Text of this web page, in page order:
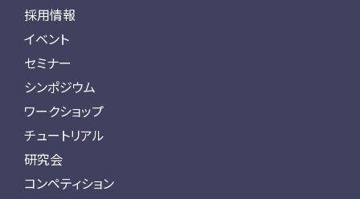
採用情報
イベント
セミナー
シンポジウム
ワークショップ
チュートリアル
研究会
コンペティション